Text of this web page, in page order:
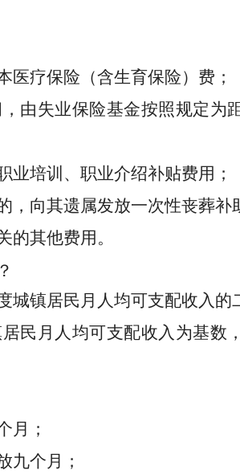
医疗保险（含生育保险） 费；
由失业保险基金按照规定为
业培训、职业介绍补贴费用；
，向其遗属发放一次性丧葬补
其他费用。
城镇居民月人均可支配收入的
民月人均可支配收入为基数
月；
九个月；